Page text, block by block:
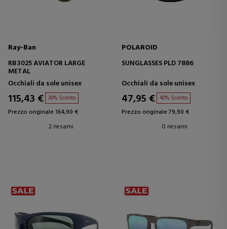
Ray-Ban
RB3025 AVIATOR LARGE
METAL
Occhiali da sole unisex
115,43 € 30% Sconto
Prezzo originale 164,90 €
2 riesami
POLAROID
SUNGLASSES PLD 7886
Occhiali da sole unisex
47,95 € 40% Sconto
Prezzo originale 79,90 €
0 riesami